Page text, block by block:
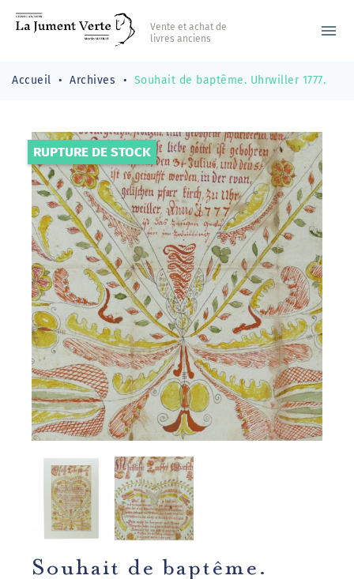
Vente et achat de
livres anciens
menu
Accueil Archives Souhait de baptême. Uhrwiller 1777.
RUPTURE DE STOCK
Souhait de baptême.